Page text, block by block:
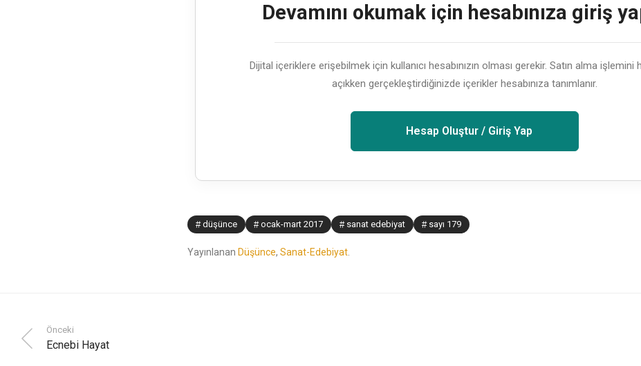
Devamını okumak için hesabınıza giriş
Dijital içeriklere erişebilmek için kullanıcı hesabınızın olması gerekir. Satın alma işlemini
açıkken gerçekleştirdiğinizde içerikler hesabınıza tanımlanır.
Hesap Oluştur / Giriş Yap
düşünce ocak-mart 2017 sanat edebiyat sayı 179
Yayınlanan Düşünce, Sanat-Edebiyat.
Önceki
Ecnebi Hayat